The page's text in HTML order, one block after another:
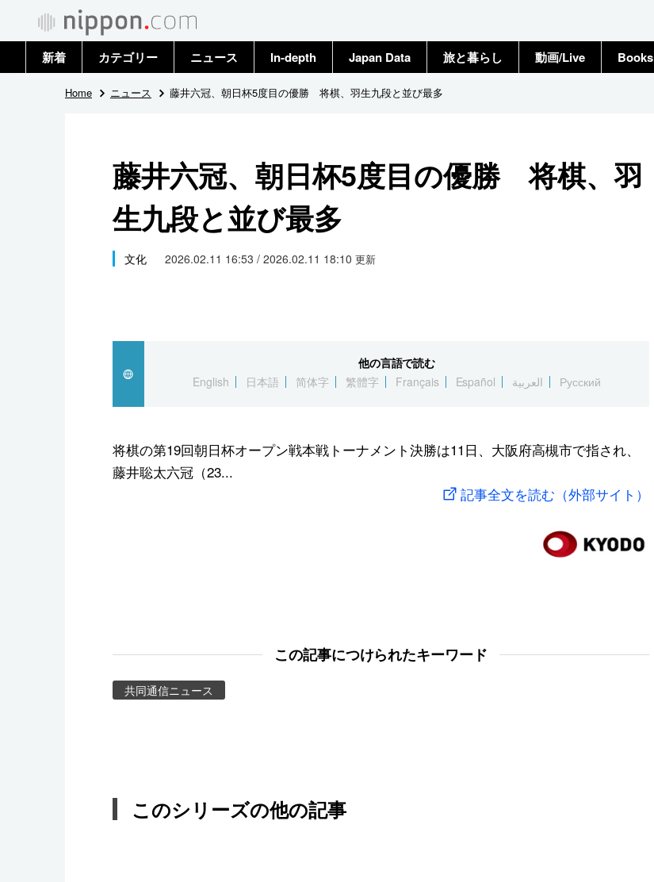
新着 カテゴリー
政治・外交
国際
社会
文化
スポーツ・東京2020
ニュース
トップ
In-depth Japan Data 旅と暮らし 動画/Live Books
Home ニュース 藤井六冠、朝日杯5度目の優勝 将棋、羽生九段と並び最多
藤井六冠、朝日杯5度目の優勝 将棋、羽
生九段と並び最多
文化 2026.02.11 16:53 / 2026.02.11 18:10 更新
他の言語で読む
English
日本語 简体字 繁體字 Français Español العربية Русский
将棋の第19回朝日杯オープン戦本戦トーナメント決勝は11日、大阪府高槻市で指され、
藤井聡太六冠（23...
記事全文を読む（外部サイト）
この記事につけられたキーワード
共同通信ニュース
このシリーズの他の記事